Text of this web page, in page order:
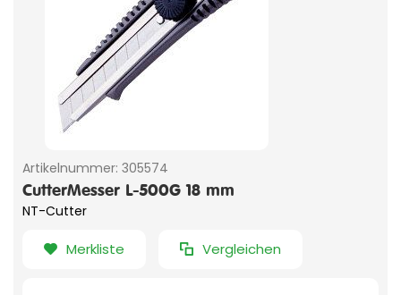
Artikelnummer: 305574
CutterMesser L-500G 18 mm
NT-Cutter
Merkliste Vergleichen